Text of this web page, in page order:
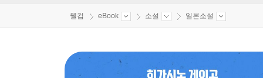
웰컴 eBook 소설 일본소설